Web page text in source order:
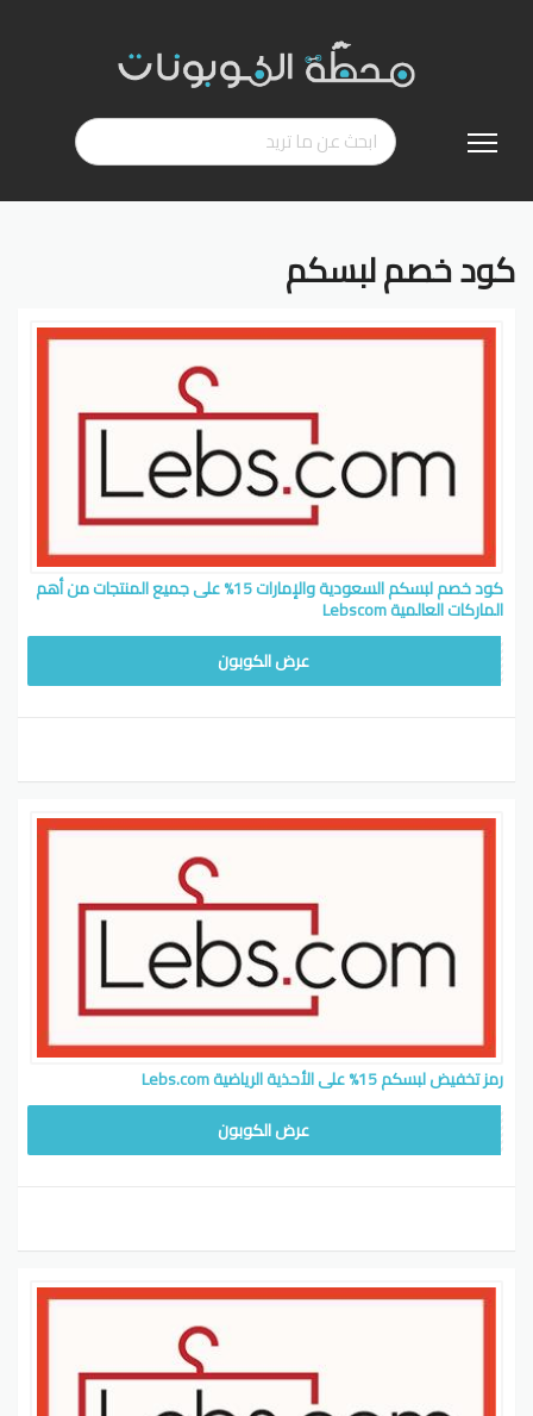
إلى
كود خصم لبسكم
كود خصم لبسكم السعودية والإمارات 15% على جميع المنتجات من أهم
الماركات العالمية Lebscom
عرض الكوبون
رمز تخفيض لبسكم 15% على الأحذية الرياضية Lebs.com
عرض الكوبون